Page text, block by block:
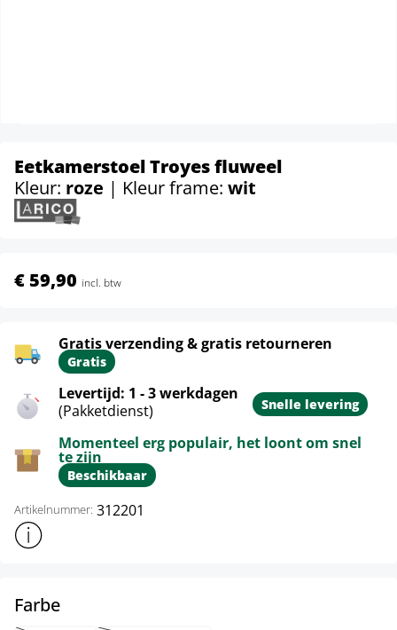
Eetkamerstoel Troyes fluweel
Kleur: roze | Kleur frame: wit
€ 59,90 incl. btw
Gratis verzending & gratis retourneren
Gratis
Levertijd: 1 - 3 werkdagen
(Pakketdienst)
Snelle levering
Momenteel erg populair, het loont om snel
te zijn
Beschikbaar
Artikelnummer: 312201
Toon meer productinformatie
Farbeselect